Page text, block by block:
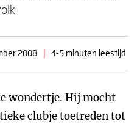
2008 | 4-5 minuten leestijd
wondertje. Hij mocht
clubje toetreden tot